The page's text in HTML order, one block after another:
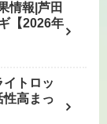
情報|芦田
【2026年
トロッ
高まっ